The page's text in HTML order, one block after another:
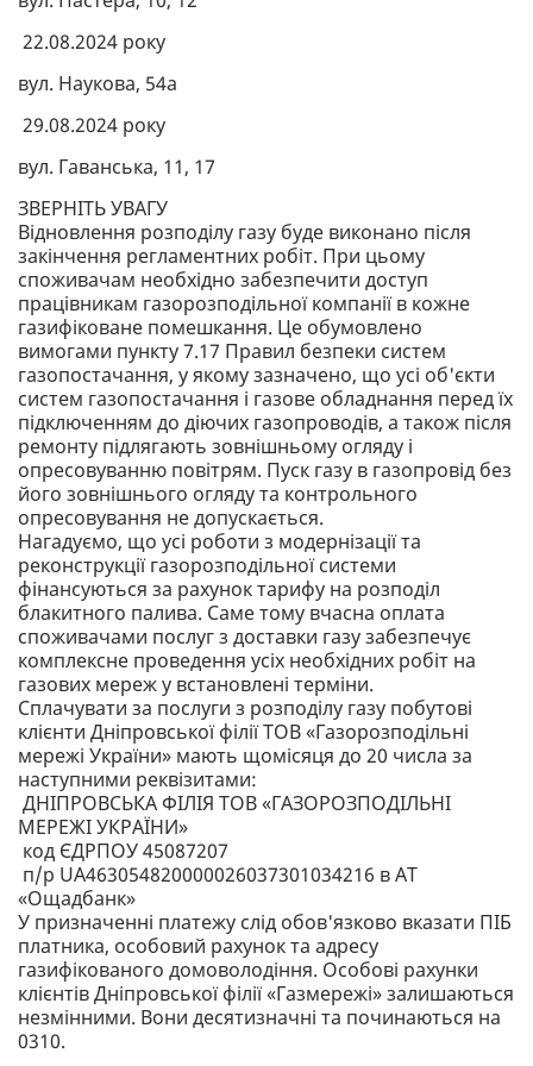
22.08.2024 року
вул. Наукова, 54а
29.08.2024 року
вул. Гаванська, 11, 17
ЗВЕРНІТЬ УВАГУ
Відновлення розподілу газу буде виконано після
закінчення регламентних робіт. При цьому
споживачам необхідно забезпечити доступ
працівникам газорозподільної компанії в кожне
газифіковане помешкання. Це обумовлено
вимогами пункту 7.17 Правил безпеки систем
газопостачання, у якому зазначено, що усі об'єкти
систем газопостачання і газове обладнання перед їх
підключенням до діючих газопроводів, а також після
ремонту підлягають зовнішньому огляду і
опресовуванню повітрям. Пуск газу в газопровід без
його зовнішнього огляду та контрольного
опресовування не допускається.
Нагадуємо, що усі роботи з модернізації та
реконструкції газорозподільної системи
фінансуються за рахунок тарифу на розподіл
блакитного палива. Саме тому вчасна оплата
споживачами послуг з доставки газу забезпечує
комплексне проведення усіх необхідних робіт на
газових мереж у встановлені терміни.
Сплачувати за послуги з розподілу газу побутові
клієнти Дніпровської філії ТОВ «Газорозподільні
мережі України» мають щомісяця до 20 числа за
наступними реквізитами:
ДНІПРОВСЬКА ФІЛІЯ ТОВ «ГАЗОРОЗПОДІЛЬНІ
МЕРЕЖІ УКРАЇНИ»
код ЄДРПОУ 45087207
п/р UA463054820000026037301034216 в АТ
«Ощадбанк»
У призначенні платежу слід обов'язково вказати ПІБ
платника, особовий рахунок та адресу
газифікованого домоволодіння. Особові рахунки
клієнтів Дніпровської філії «Газмережі» залишаються
незмінними. Вони десятизначні та починаються на
0310.